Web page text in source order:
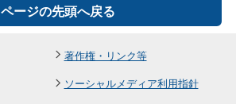
ページの先頭へ戻る
著作権・リンク等
ソーシャルメディア利用指針